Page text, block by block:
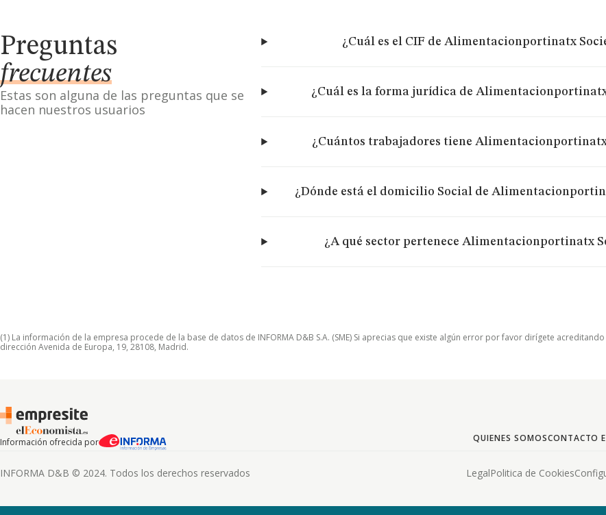
Preguntas
frecuentes
Estas son alguna de las preguntas que se
hacen nuestros usuarios
¿Cuál es el CIF de Alimentacionportinatx
¿Cuál es la forma jurídica de
¿Cuántos trabajadores tiene
¿Dónde está el domicilio Social de
¿A qué sector pertenece Alimentacionportinatx
(1) La información de la empresa procede de la base de datos de INFORMA D&B S.A. (SME) Si aprecias que existe algún error por favor dirígete
dirección Avenida de Europa, 19, 28108, Madrid.
Información ofrecida por QUIENES SOMOSCONTACTO
INFORMA D&B © 2024. Todos los derechos reservados LegalPolitica de Cookies